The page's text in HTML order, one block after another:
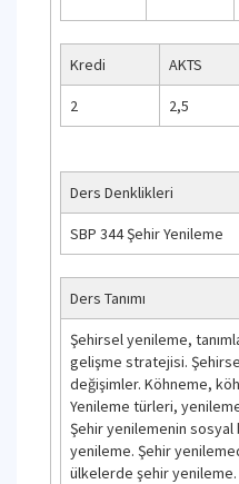
Kredi AKTS
2 2,5
Ders Denklikleri
SBP 344 Şehir Yenileme
Ders Tanımı
Şehirsel yenileme,
gelişme stratejisi.
değişimler. Köhneme,
Yenileme türleri,
Şehir yenilemenin sosyal
yenileme. Şehir
ülkelerde şehir yenileme.